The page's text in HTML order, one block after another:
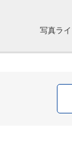
写真ラ